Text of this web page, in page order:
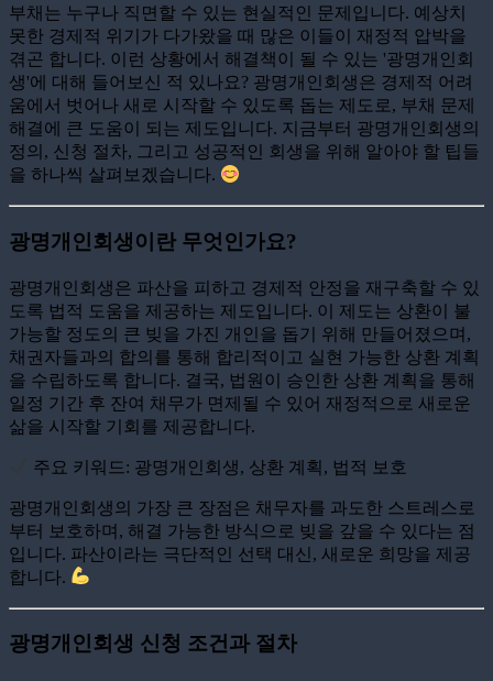
부채는 누구나 직면할 수 있는 현실적인 문제입니다. 예상치
못한 경제적 위기가 다가왔을 때 많은 이들이 재정적 압박을
겪곤 합니다. 이런 상황에서 해결책이 될 수 있는 '광명개인회
생'에 대해 들어보신 적 있나요? 광명개인회생은 경제적 어려
움에서 벗어나 새로 시작할 수 있도록 돕는 제도로, 부채 문제
해결에 큰 도움이 되는 제도입니다. 지금부터 광명개인회생의
정의, 신청 절차, 그리고 성공적인 회생을 위해 알아야 할 팁들
을 하나씩 살펴보겠습니다.
광명개인회생이란 무엇인가요?
광명개인회생은 파산을 피하고 경제적 안정을 재구축할 수 있
도록 법적 도움을 제공하는 제도입니다. 이 제도는 상환이 불
가능할 정도의 큰 빚을 가진 개인을 돕기 위해 만들어졌으며,
채권자들과의 합의를 통해 합리적이고 실현 가능한 상환 계획
을 수립하도록 합니다. 결국, 법원이 승인한 상환 계획을 통해
일정 기간 후 잔여 채무가 면제될 수 있어 재정적으로 새로운
삶을 시작할 기회를 제공합니다.
주요 키워드: 광명개인회생, 상환 계획, 법적 보호
광명개인회생의 가장 큰 장점은 채무자를 과도한 스트레스로
부터 보호하며, 해결 가능한 방식으로 빚을 갚을 수 있다는 점
입니다. 파산이라는 극단적인 선택 대신, 새로운 희망을 제공
합니다.
광명개인회생 신청 조건과 절차